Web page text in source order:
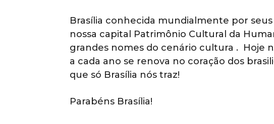
Brasília conhecida mundialmente por
nossa capital Patrimônio Cultural da
grandes nomes do cenário cultura . Hoje
a cada ano se renova no coração dos
que só Brasília nós traz!
Parabéns Brasília!